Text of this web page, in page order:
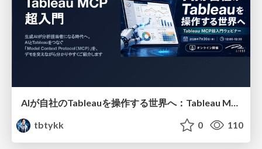
AIが自社のTableauを操作する世界へ：Tableau MCP超入門
tbtykk
0 110